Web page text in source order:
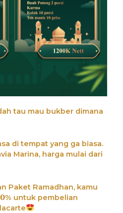
tau mau bukber dimana
di tempat yang ga biasa.
Marina, harga mulai dari
Paket Ramadhan, kamu
untuk pembelian